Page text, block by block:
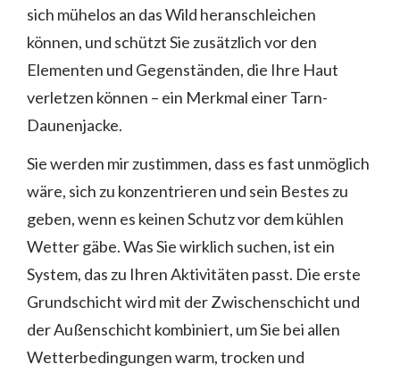
sich mühelos an das Wild heranschleichen
können, und schützt Sie zusätzlich vor den
Elementen und Gegenständen, die Ihre Haut
verletzen können – ein Merkmal einer Tarn-
Daunenjacke.
Sie werden mir zustimmen, dass es fast unmöglich
wäre, sich zu konzentrieren und sein Bestes zu
geben, wenn es keinen Schutz vor dem kühlen
Wetter gäbe. Was Sie wirklich suchen, ist ein
System, das zu Ihren Aktivitäten passt. Die erste
Grundschicht wird mit der Zwischenschicht und
der Außenschicht kombiniert, um Sie bei allen
Wetterbedingungen warm, trocken und